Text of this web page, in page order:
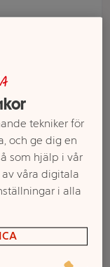
tekniker för
och ge dig en
som hjälp i vår
av våra digitala
i alla